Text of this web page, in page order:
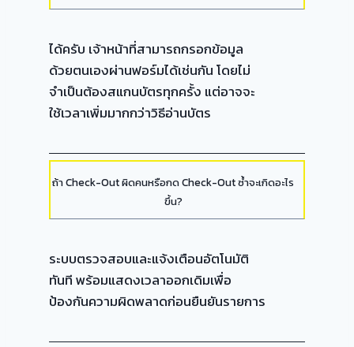
ได้ครับ เจ้าหน้าที่สามารถกรอกข้อมูล
ด้วยตนเองผ่านฟอร์มได้เช่นกัน โดยไม่
จำเป็นต้องสแกนบัตรทุกครั้ง แต่อาจจะ
ใช้เวลาเพิ่มมากกว่าวิธีอ่านบัตร
ถ้า Check-Out ผิดคนหรือกด Check-Out ซ้ำจะเกิดอะไร
ขึ้น?
ระบบตรวจสอบและแจ้งเตือนอัตโนมัติ
ทันที พร้อมแสดงเวลาออกเดิมเพื่อ
ป้องกันความผิดพลาดก่อนยืนยันรายการ